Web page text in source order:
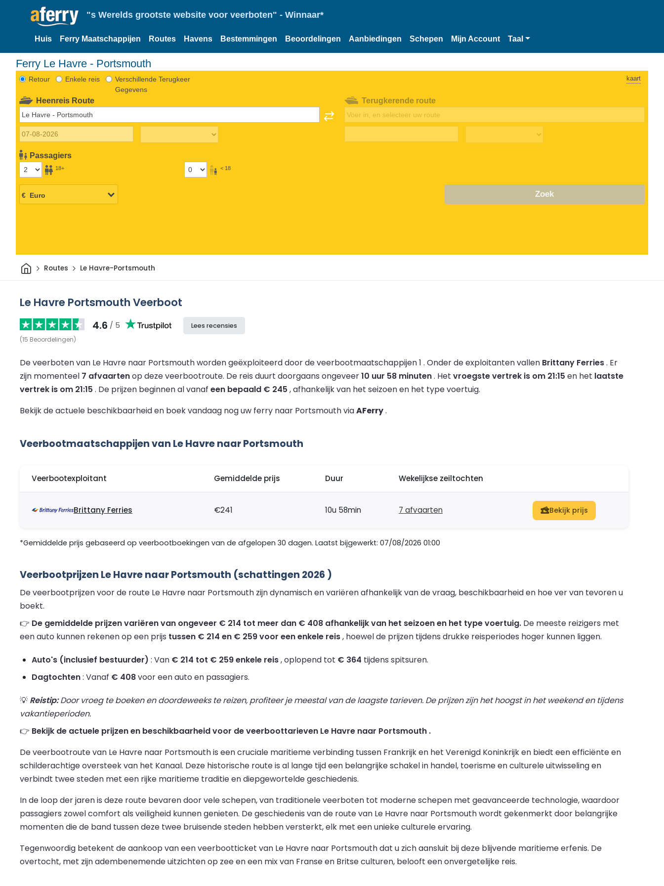
"s Werelds grootste website voor veerboten" - Winnaar*
Huis Ferry Maatschappijen Routes Havens Bestemmingen Beoordelingen Aanbiedingen Schepen Mijn Account Taal
Ferry Le Havre - Portsmouth
Retour Enkele reis
Verschillende Terugkeer
Gegevens
kaart
Heenreis Route
Passagiers
18+ < 18
Terugkerende route
Zoek
ThuisRoutes Le Havre-Portsmouth
Le Havre Portsmouth Veerboot
4.6 / 5
(15 Beoordelingen)
Lees recensies
De veerboten van Le Havre naar Portsmouth worden geëxploiteerd door de veerbootmaatschappijen 1 . Onder de exploitanten vallen Brittany Ferries. Er
zijn momenteel 7 afvaartenop deze veerbootroute. De reis duurt doorgaans ongeveer10 uur 58 minuten. Het vroegste vertrek is om 21:15 en het laatste
vertrek is om 21:15 . De prijzen beginnen al vanaf een bepaald € 245 , afhankelijk van het seizoen en het type voertuig.
Bekijk de actuele beschikbaarheid en boek vandaag nog uw ferry naar Portsmouth viaAFerry.
Veerbootmaatschappijen van Le Havre naar Portsmouth
Veerbootexploitant Gemiddelde prijs Duur Wekelijkse zeiltochten
Brittany Ferries €241 10u 58min 7 afvaarten Bekijk prijs
*Gemiddelde prijs gebaseerd op veerbootboekingen van de afgelopen 30 dagen. Laatst bijgewerkt: 07/08/2026 01:00
Veerbootprijzen Le Havre naar Portsmouth (schattingen 2026 )
De veerbootprijzen voor de route Le Havre naar Portsmouth zijn dynamisch en variëren afhankelijk van de vraag, beschikbaarheid en hoe ver van tevoren u
boekt.
👉 De gemiddelde prijzen variëren van ongeveer € 214 tot meer dan € 408 afhankelijk van het seizoen en het type voertuig. De meeste reizigers met
een auto kunnen rekenen op een prijs tussen € 214 en € 259 voor een enkele reis, hoewel de prijzen tijdens drukke reisperiodes hoger kunnen liggen.
Auto's (inclusief bestuurder) : Van € 214 tot € 259 enkele reis, oplopend tot € 364 tijdens spitsuren.
Dagtochten: Vanaf € 408voor een auto en passagiers.
💡 Reistip:Door vroeg te boeken en doordeweeks te reizen, profiteer je meestal van de laagste tarieven. De prijzen zijn het hoogst in het weekend en tijdens
vakantieperioden.
👉 Bekijk de actuele prijzen en beschikbaarheid voor de veerboottarieven Le Havre naar Portsmouth .
De veerbootroute van Le Havre naar Portsmouth is een cruciale maritieme verbinding tussen Frankrijk en het Verenigd Koninkrijk en biedt een efficiënte en
schilderachtige oversteek van het Kanaal. Deze historische route is al lange tijd een belangrijke schakel in handel, toerisme en culturele uitwisseling en
verbindt twee steden met een rijke maritieme traditie en diepgewortelde geschiedenis.
In de loop der jaren is deze route bevaren door vele schepen, van traditionele veerboten tot moderne schepen met geavanceerde technologie, waardoor
passagiers zowel comfort als veiligheid kunnen genieten. De geschiedenis van de route van Le Havre naar Portsmouth wordt gekenmerkt door belangrijke
momenten die de band tussen deze twee bruisende steden hebben versterkt, elk met een unieke culturele ervaring.
Tegenwoordig betekent de aankoop van een veerbootticket van Le Havre naar Portsmouth dat u zich aansluit bij deze blijvende maritieme erfenis. De
overtocht, met zijn adembenemende uitzichten op zee en een mix van Franse en Britse culturen, belooft een onvergetelijke reis.